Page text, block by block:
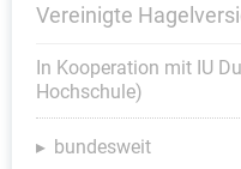
Vereinigte
In Kooperation mit IU
Hochschule)
bundesweit